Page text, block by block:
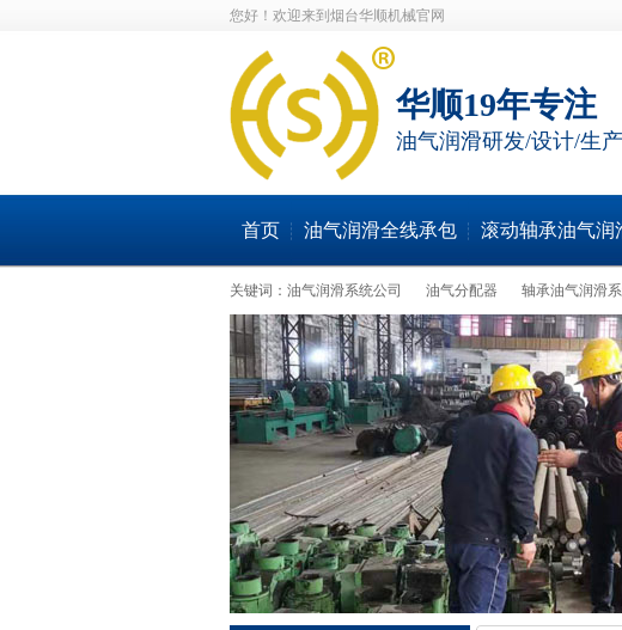
您好！欢迎来到烟台华顺机械官网
华顺19年专注
油气润滑研发/设计/生
首页 油气润滑全线承包 滚动轴承油气润
关键词： 油气润滑系统公司 油气分配器 轴承油气润滑